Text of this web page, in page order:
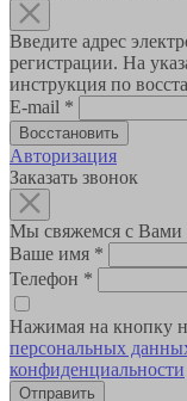
Введите адрес
регистрации. На
инструкция по
E-mail *
Авторизация
Заказать звонок
Мы свяжемся с Вами
Ваше имя *
Телефон *
Нажимая на кнопку
персональных
конфиденциальности